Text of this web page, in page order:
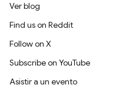
Ver blog
Find us on Reddit
Follow on X
Subscribe on YouTube
Asistir a un evento